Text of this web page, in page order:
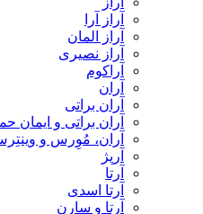
آراز آرا
آراز المان
آراز نصیری
آراکوم
آران
آران براتی
آران براتی و ایمان
آران، مُوِرس و
آرپژ
آرتا
آرتا اسدی
آرتا و سارن